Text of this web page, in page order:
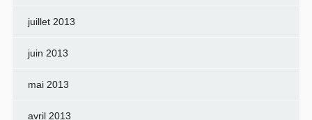
juillet 2013
juin 2013
mai 2013
avril 2013